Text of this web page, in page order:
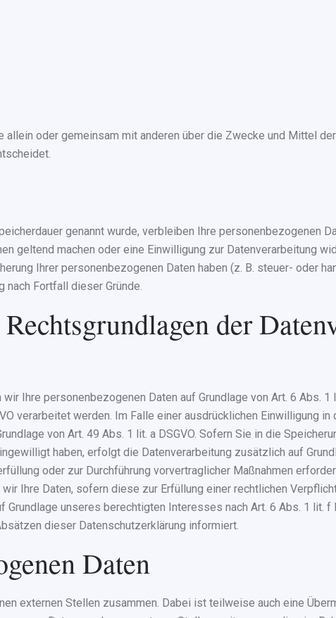
oder gemeinsam mit anderen über die Zwecke und Mittel
genannt wurde, verbleiben Ihre personenbezogenen
geltend machen oder eine Einwilligung zur Datenverarbeitung
Ihrer personenbezogenen Daten haben (z. B. steuer- oder
Fortfall dieser Gründe.
der
Ihre personenbezogenen Daten auf Grundlage von Art. 6 Abs. 1
verarbeitet werden. Im Falle einer ausdrücklichen Einwilligung
von Art. 49 Abs. 1 lit. a DSGVO. Sofern Sie in die
haben, erfolgt die Datenverarbeitung zusätzlich auf
oder zur Durchführung vorvertraglicher Maßnahmen
Ihre Daten, sofern diese zur Erfüllung einer rechtlichen
Grundlage unseres berechtigten Interesses nach Art. 6 Abs. 1 lit.
dieser Datenschutzerklärung informiert.
Daten
externen Stellen zusammen. Dabei ist teilweise auch eine